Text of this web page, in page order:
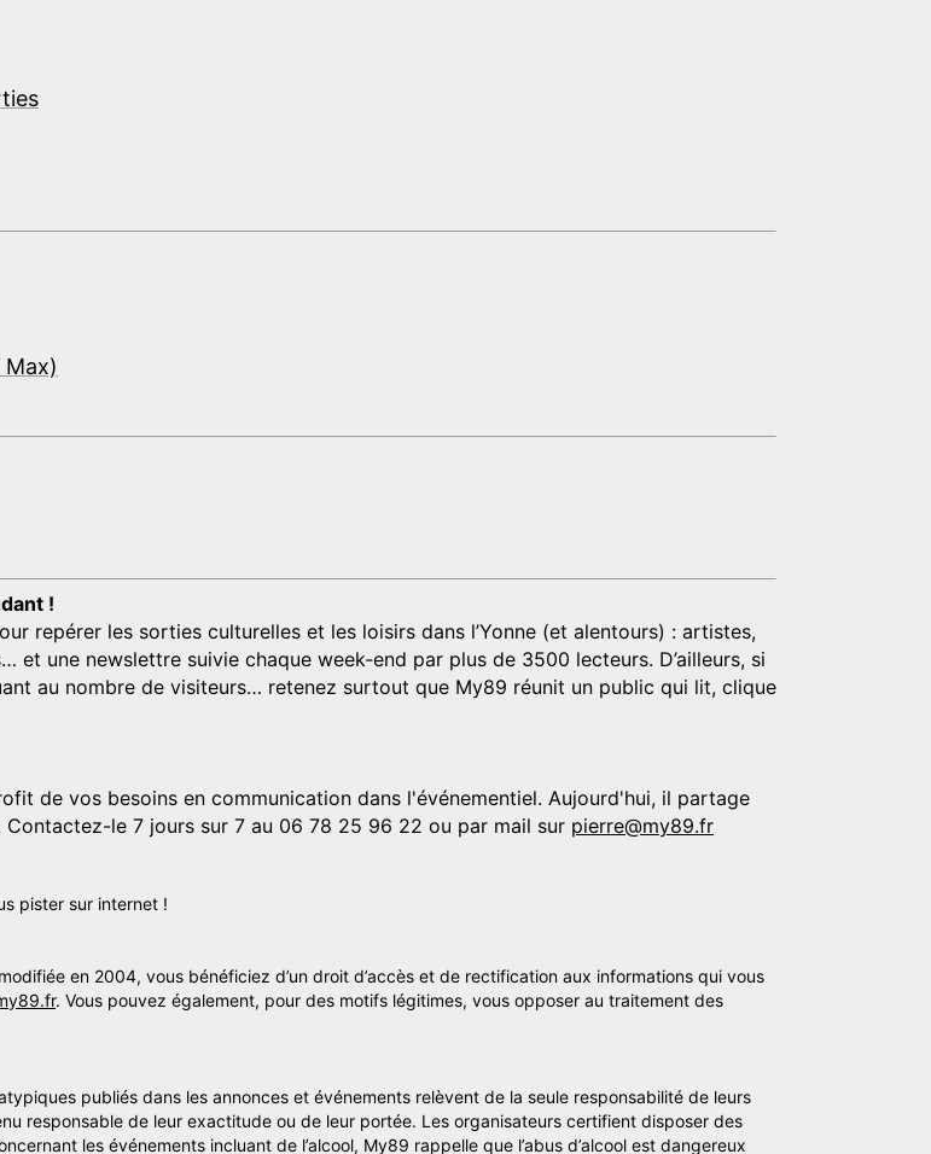
!
repérer les sorties culturelles et les loisirs dans l’Yonne (et alentours) : artistes,
une newslettre suivie chaque week-end par plus de 3500 lecteurs. D’ailleurs, si
au nombre de visiteurs… retenez surtout que My89 réunit un public qui lit, clique
de vos besoins en communication dans l'événementiel. Aujourd'hui, il partage
le 7 jours sur 7 au 06 78 25 96 22 ou par mail sur pierre@my89.fr
pister sur internet !
en 2004, vous bénéficiez d’un droit d’accès et de rectification aux informations qui vous
. Vous pouvez également, pour des motifs légitimes, vous opposer au traitement des
publiés dans les annonces et événements relèvent de la seule responsabilité de leurs
responsable de leur exactitude ou de leur portée. Les organisateurs certifient disposer des
les événements incluant de l’alcool, My89 rappelle que l’abus d’alcool est dangereux